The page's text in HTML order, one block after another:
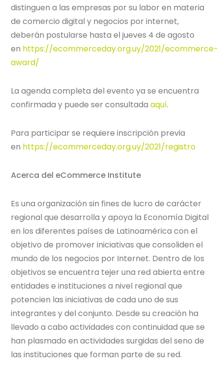
distinguen a las empresas por su labor en materia
de comercio digital y negocios por internet,
deberán postularse hasta el jueves 4 de agosto
en https://ecommerceday.org.uy/2021/ecommerce-
award/
La agenda completa del evento ya se encuentra
confirmada y puede ser consultada aquí.
Para participar se requiere inscripción previa
en https://ecommerceday.org.uy/2021/registro
Acerca del eCommerce Institute
Es una organización sin fines de lucro de carácter
regional que desarrolla y apoya la Economía Digital
en los diferentes países de Latinoamérica con el
objetivo de promover iniciativas que consoliden el
mundo de los negocios por Internet. Dentro de los
objetivos se encuentra tejer una red abierta entre
entidades e instituciones a nivel regional que
potencien las iniciativas de cada uno de sus
integrantes y del conjunto. Desde su creación ha
llevado a cabo actividades con continuidad que se
han plasmado en actividades surgidas del seno de
las instituciones que forman parte de su red.